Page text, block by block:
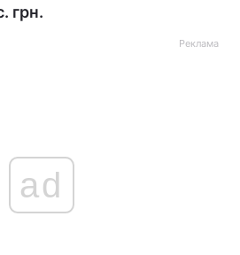
грн.
Реклама
ad